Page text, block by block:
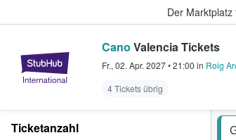
Der
StubHub - Wo Fans
Cano Valencia Tickets
Fr., 02. Apr. 2027•21:00 in Roig
4 Tickets übrig
Ticketanzahl